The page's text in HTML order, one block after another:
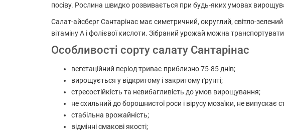
посіву. Рослина швидко розвивається при будь-яких умовах
Салат-айсберг Сантарінас має симетричний, округлий, світло-
вітаміну А і фолієвої кислоти. Зібраний урожай можна
Особливості сорту салату Сантарінас
вегетаційний період триває приблизно 75-85 днів;
вирощується у відкритому і закритому ґрунті;
стресостійкість та невибагливість до умов вирощування;
не схильний до борошнистої роси і вірусу мозаїки, не випускає
стабільна врожайність;
відмінні смакові якості;